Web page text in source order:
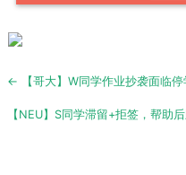
Post
← 【哥大】W同学作业抄袭面临停
【NEU】S同学滞留+拒签，帮助